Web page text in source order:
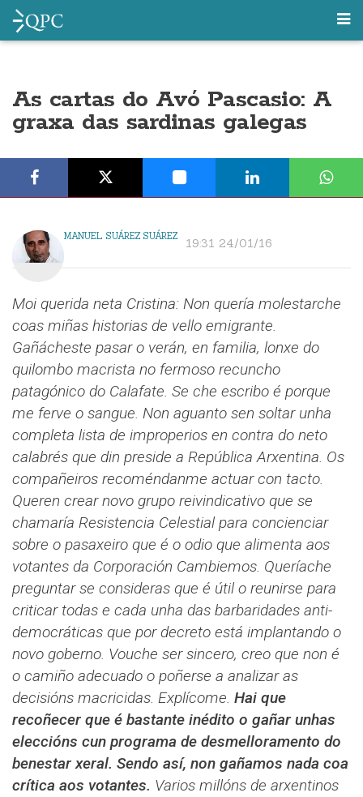
As cartas do Avó Pascasio: A
graxa das sardinas galegas
MANUEL SUÁREZ SUÁREZ 19:31 24/01/16
Moi querida neta Cristina: Non quería molestarche
coas miñas historias de vello emigrante.
Gañácheste pasar o verán, en familia, lonxe do
quilombo macrista no fermoso recuncho
patagónico do Calafate. Se che escribo é porque
me ferve o sangue. Non aguanto sen soltar unha
completa lista de improperios en contra do neto
calabrés que din preside a República Arxentina. Os
compañeiros recoméndanme actuar con tacto.
Queren crear novo grupo reivindicativo que se
chamaría Resistencia Celestial para concienciar
sobre o pasaxeiro que é o odio que alimenta aos
votantes da Corporación Cambiemos. Queríache
preguntar se consideras que é útil o reunirse para
criticar todas e cada unha das barbaridades anti-
democráticas que por decreto está implantando o
novo goberno. Vouche ser sincero, creo que non é
o camiño adecuado o poñerse a analizar as
decisións macricidas. Explícome. Hai que
recoñecer que é bastante inédito o gañar unhas
eleccións cun programa de desmelloramento do
benestar xeral. Sendo así, non gañamos nada coa
crítica aos votantes. Varios millóns de arxentinos